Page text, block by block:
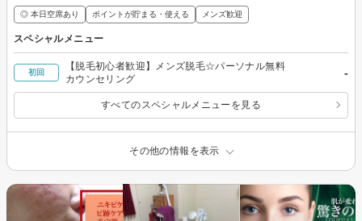
◎ 本日空席あり ポイントが貯まる・使える メンズ歓迎
スペシャルメニュー
初回
【脱毛初心者歓迎】メンズ脱毛☆パーソナル無料
カウンセリング
-
すべてのスペシャルメニューを見る
その他の情報を表示